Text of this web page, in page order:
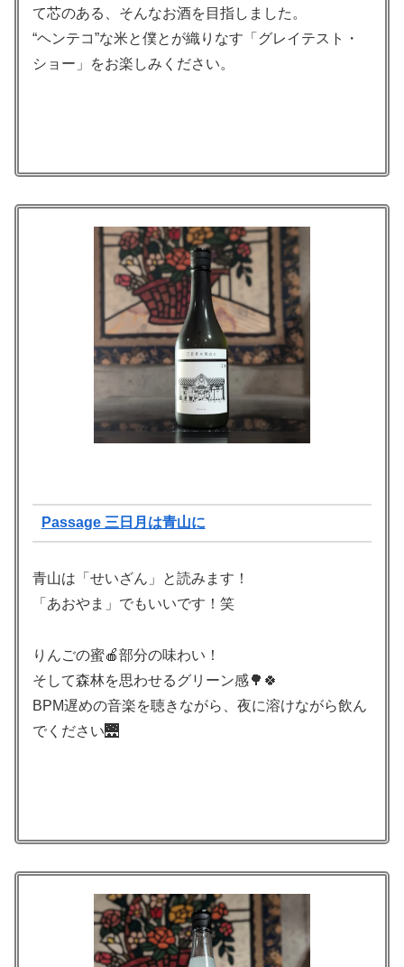
て芯のある、そんなお酒を目指しました。
“ヘンテコ”な米と僕とが織りなす「グレイテスト・
ショー」をお楽しみください。
Passage 三日月は青山に
青山は「せいざん」と読みます！
「あおやま」でもいいです！笑
りんごの蜜🍎部分の味わい！
そして森林を思わせるグリーン感🌳🍀
BPM遅めの音楽を聴きながら、夜に溶けながら飲ん
でください🌉